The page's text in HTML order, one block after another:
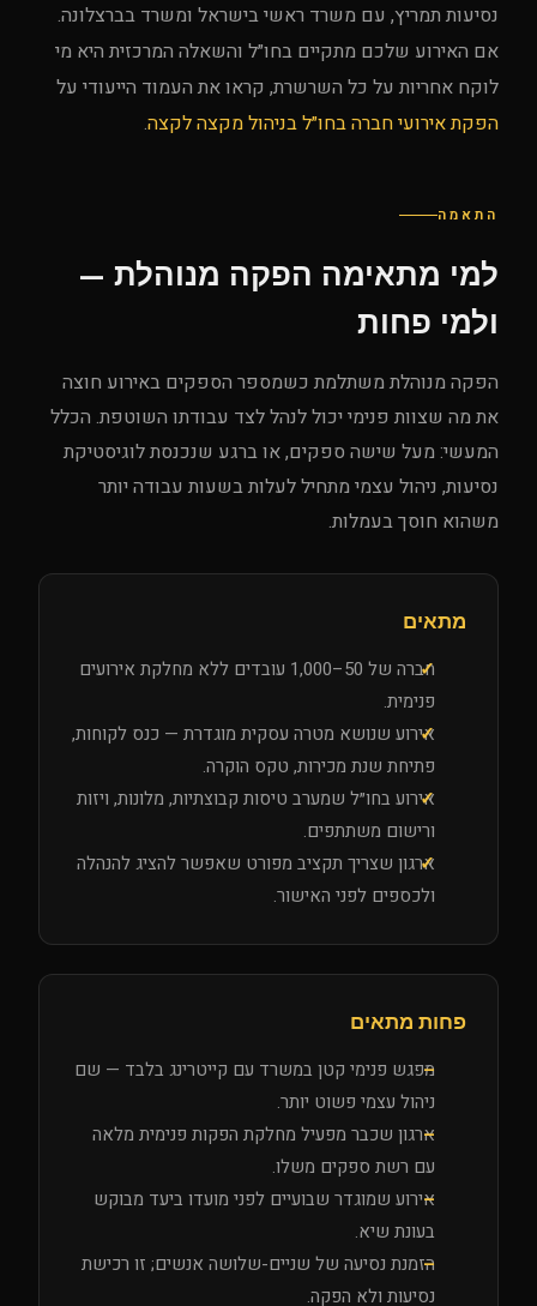
נסיעות תמריץ, עם משרד ראשי בישראל ומשרד בברצלונה.
אם האירוע שלכם מתקיים בחו״ל והשאלה המרכזית היא מי
לוקח אחריות על כל השרשרת, קראו את העמוד הייעודי על
הפקת אירועי חברה בחו״ל בניהול מקצה לקצה.
התאמה
למי מתאימה הפקה מנוהלת —
ולמי פחות
הפקה מנוהלת משתלמת כשמספר הספקים באירוע חוצה
את מה שצוות פנימי יכול לנהל לצד עבודתו השוטפת. הכלל
המעשי: מעל שישה ספקים, או ברגע שנכנסת לוגיסטיקת
נסיעות, ניהול עצמי מתחיל לעלות בשעות עבודה יותר
משהוא חוסך בעמלות.
מתאים
חברה של 50–1,000 עובדים ללא מחלקת אירועים
פנימית.
אירוע שנושא מטרה עסקית מוגדרת — כנס לקוחות,
פתיחת שנת מכירות, טקס הוקרה.
אירוע בחו״ל שמערב טיסות קבוצתיות, מלונות, ויזות
ורישום משתתפים.
ארגון שצריך תקציב מפורט שאפשר להציג להנהלה
ולכספים לפני האישור.
פחות מתאים
מפגש פנימי קטן במשרד עם קייטרינג בלבד — שם
ניהול עצמי פשוט יותר.
ארגון שכבר מפעיל מחלקת הפקות פנימית מלאה
עם רשת ספקים משלו.
אירוע שמוגדר שבועיים לפני מועדו ביעד מבוקש
בעונת שיא.
הזמנת נסיעה של שניים-שלושה אנשים; זו רכישת
נסיעות ולא הפקה.